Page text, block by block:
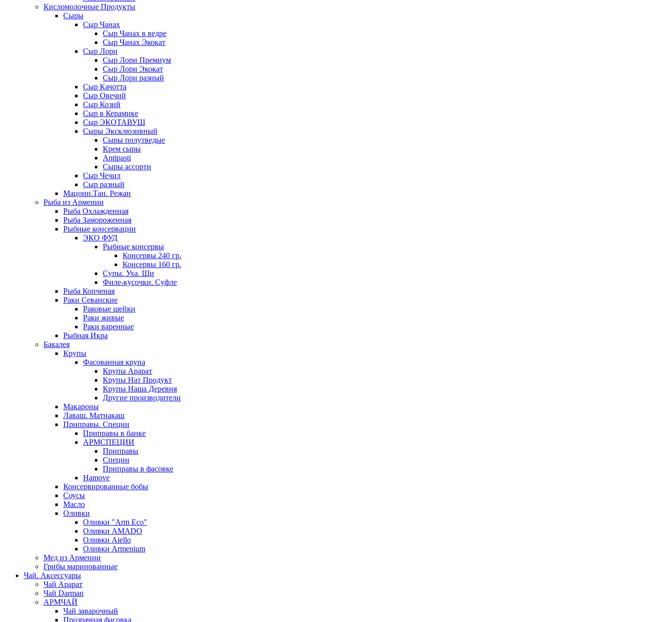
Кисломолочные Продукты
Сыры
Сыр Чанах
Сыр Чанах в ведре
Сыр Чанах Экокат
Сыр Лори
Сыр Лори Премиум
Сыр Лори Экокат
Сыр Лори разный
Сыр Качотта
Сыр Овечий
Сыр Козий
Сыр в Керамике
Сыр ЭКОТАВУШ
Сыры Эксклюзивный
Сыры полутведые
Крем сыры
Antipasti
Сыры ассорти
Сыр Чечил
Сыр разный
Мацони.Тан. Режан
Рыба из Армении
Рыба Охлажденная
Рыба Замороженная
Рыбные консервации
ЭКО ФУД
Рыбные консервы
Консервы 240 гр.
Консервы 160 гр.
Супы. Уха. Щи
Филе-кусочки. Суфле
Рыба Копченая
Раки Севанские
Раковые шейки
Раки живые
Раки варенные
Рыбная Икра
Бакалея
Крупы
Фасованная крупа
Крупы Арарат
Крупы Нат Продукт
Крупы Наша Деревня
Другие производители
Макароны
Лаваш. Матнакаш
Приправы. Специи
Приправы в банке
АРМСПЕЦИИ
Приправы
Специи
Приправы в фасовке
Hamove
Консервированные бобы
Соусы
Масло
Оливки
Оливки "Arm Eco"
Оливки AMADO
Оливки Aiello
Оливки Armenium
Мед из Армении
Грибы маринованные
Чай. Аксессуары
Чай Арарат
Чай Darman
АРМЧАЙ
Чай заварочный
Прозрачная фасовка